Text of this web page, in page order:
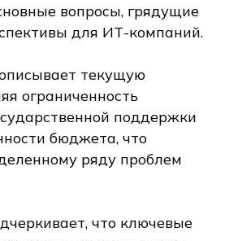
вопросы, грядущие
для ИТ-компаний.
текущую
ограниченность
поддержки
бюджета, что
ряду проблем
что ключевые